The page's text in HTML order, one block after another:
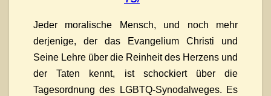
Jeder moralische Mensch, und noch mehr
derjenige, der das Evangelium Christi und
Seine Lehre über die Reinheit des Herzens und
der Taten kennt, ist schockiert über die
Tagesordnung des LGBTQ-Synodalweges. Es